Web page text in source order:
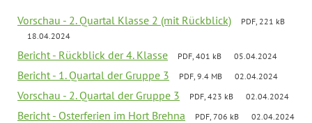
Vorschau - 2. Quartal Klasse 2 (mit Rückblick)
PDF, 221 kB
18.04.2024
Bericht - Rückblick der 4. Klasse PDF, 401 kB 05.04.2024
Bericht - 1. Quartal der Gruppe 3 PDF, 9.4 MB 02.04.2024
Vorschau - 2. Quartal der Gruppe 3 PDF, 423 kB 02.04.2024
Bericht - Osterferien im Hort Brehna PDF, 706 kB 02.04.2024